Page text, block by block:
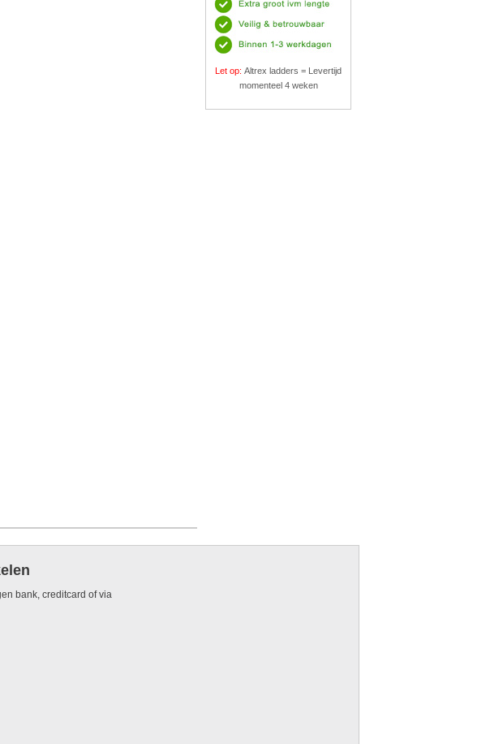
Let op: Altrex ladders = Levertijd
momenteel 4 weken
bank, creditcard of via